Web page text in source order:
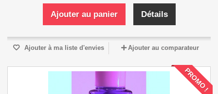
Ajouter au panier Détails
Ajouter à ma liste d'envies Ajouter au comparateur
PROMO !